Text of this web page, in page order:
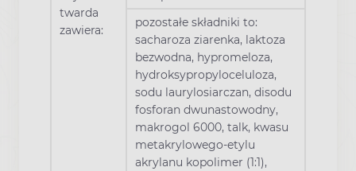
twarda
zawiera:
pozostałe składniki to:
sacharoza ziarenka, laktoza
bezwodna, hypromeloza,
hydroksypropyloceluloza,
sodu laurylosiarczan, disodu
fosforan dwunastowodny,
makrogol 6000, talk, kwasu
metakrylowego-etylu
akrylanu kopolimer (1:1),